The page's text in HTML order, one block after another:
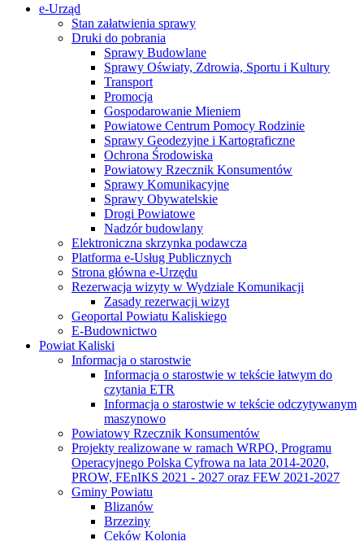
e-Urząd
Stan załatwienia sprawy
Druki do pobrania
Sprawy Budowlane
Sprawy Oświaty, Zdrowia, Sportu i Kultury
Transport
Promocja
Gospodarowanie Mieniem
Powiatowe Centrum Pomocy Rodzinie
Sprawy Geodezyjne i Kartograficzne
Ochrona Środowiska
Powiatowy Rzecznik Konsumentów
Sprawy Komunikacyjne
Sprawy Obywatelskie
Drogi Powiatowe
Nadzór budowlany
Elektroniczna skrzynka podawcza
Platforma e-Usług Publicznych
Strona główna e-Urzędu
Rezerwacja wizyty w Wydziale Komunikacji
Zasady rezerwacji wizyt
Geoportal Powiatu Kaliskiego
E-Budownictwo
Powiat Kaliski
Informacja o starostwie
Informacja o starostwie w tekście łatwym do
czytania ETR
Informacja o starostwie w tekście odczytywanym
maszynowo
Powiatowy Rzecznik Konsumentów
Projekty realizowane w ramach WRPO, Programu
Operacyjnego Polska Cyfrowa na lata 2014-2020,
PROW, FEnIKS 2021 - 2027 oraz FEW 2021-2027
Gminy Powiatu
Blizanów
Brzeziny
Ceków Kolonia